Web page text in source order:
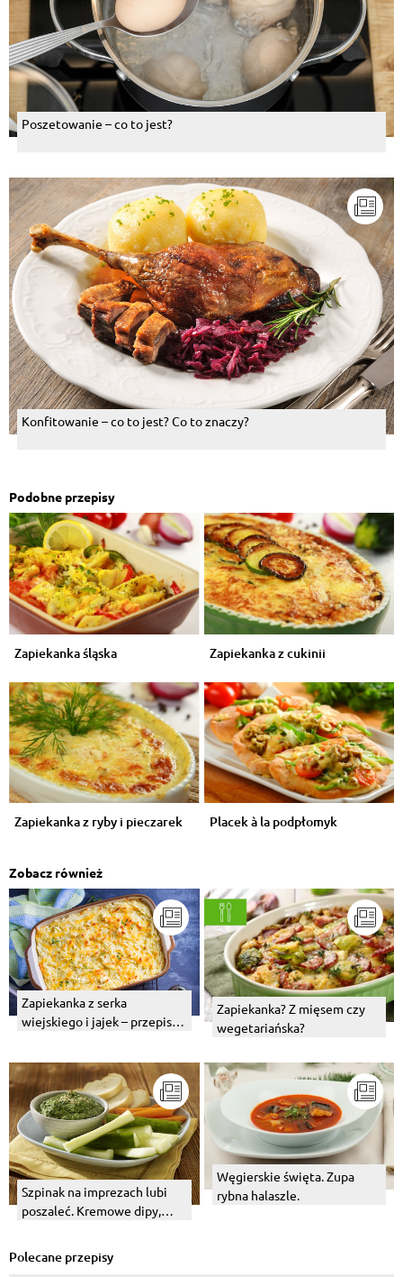
Poszetowanie – co to jest?
Konfitowanie – co to jest? Co to znaczy?
Podobne przepisy
Zapiekanka śląska Zapiekanka z cukinii
Zapiekanka z ryby i pieczarek Placek à la podpłomyk
Zobacz również
Zapiekanka z serka
wiejskiego i jajek – przepis z
Zapiekanka? Z mięsem czy
wegetariańska?
Szpinak na imprezach lubi
poszaleć. Kremowe dipy,
Węgierskie święta. Zupa
rybna halaszle.
Polecane przepisy